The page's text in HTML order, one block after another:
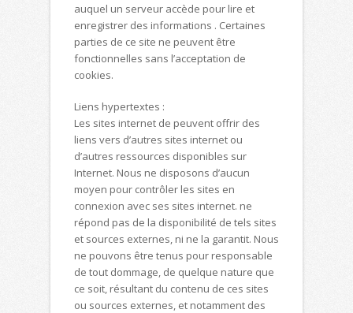
auquel un serveur accède pour lire et
enregistrer des informations . Certaines
parties de ce site ne peuvent être
fonctionnelles sans l’acceptation de
cookies.
Liens hypertextes :
Les sites internet de peuvent offrir des
liens vers d’autres sites internet ou
d’autres ressources disponibles sur
Internet. Nous ne disposons d’aucun
moyen pour contrôler les sites en
connexion avec ses sites internet. ne
répond pas de la disponibilité de tels sites
et sources externes, ni ne la garantit. Nous
ne pouvons être tenus pour responsable
de tout dommage, de quelque nature que
ce soit, résultant du contenu de ces sites
ou sources externes, et notamment des